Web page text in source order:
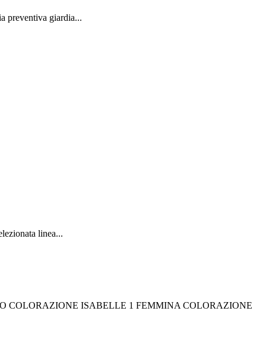
preventiva giardia...
linea...
COLORAZIONE ISABELLE 1 FEMMINA COLORAZIONE